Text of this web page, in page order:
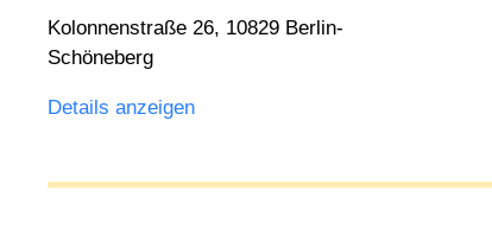
Kolonnenstraße 26, 10829 Berlin-
Schöneberg
Details anzeigen